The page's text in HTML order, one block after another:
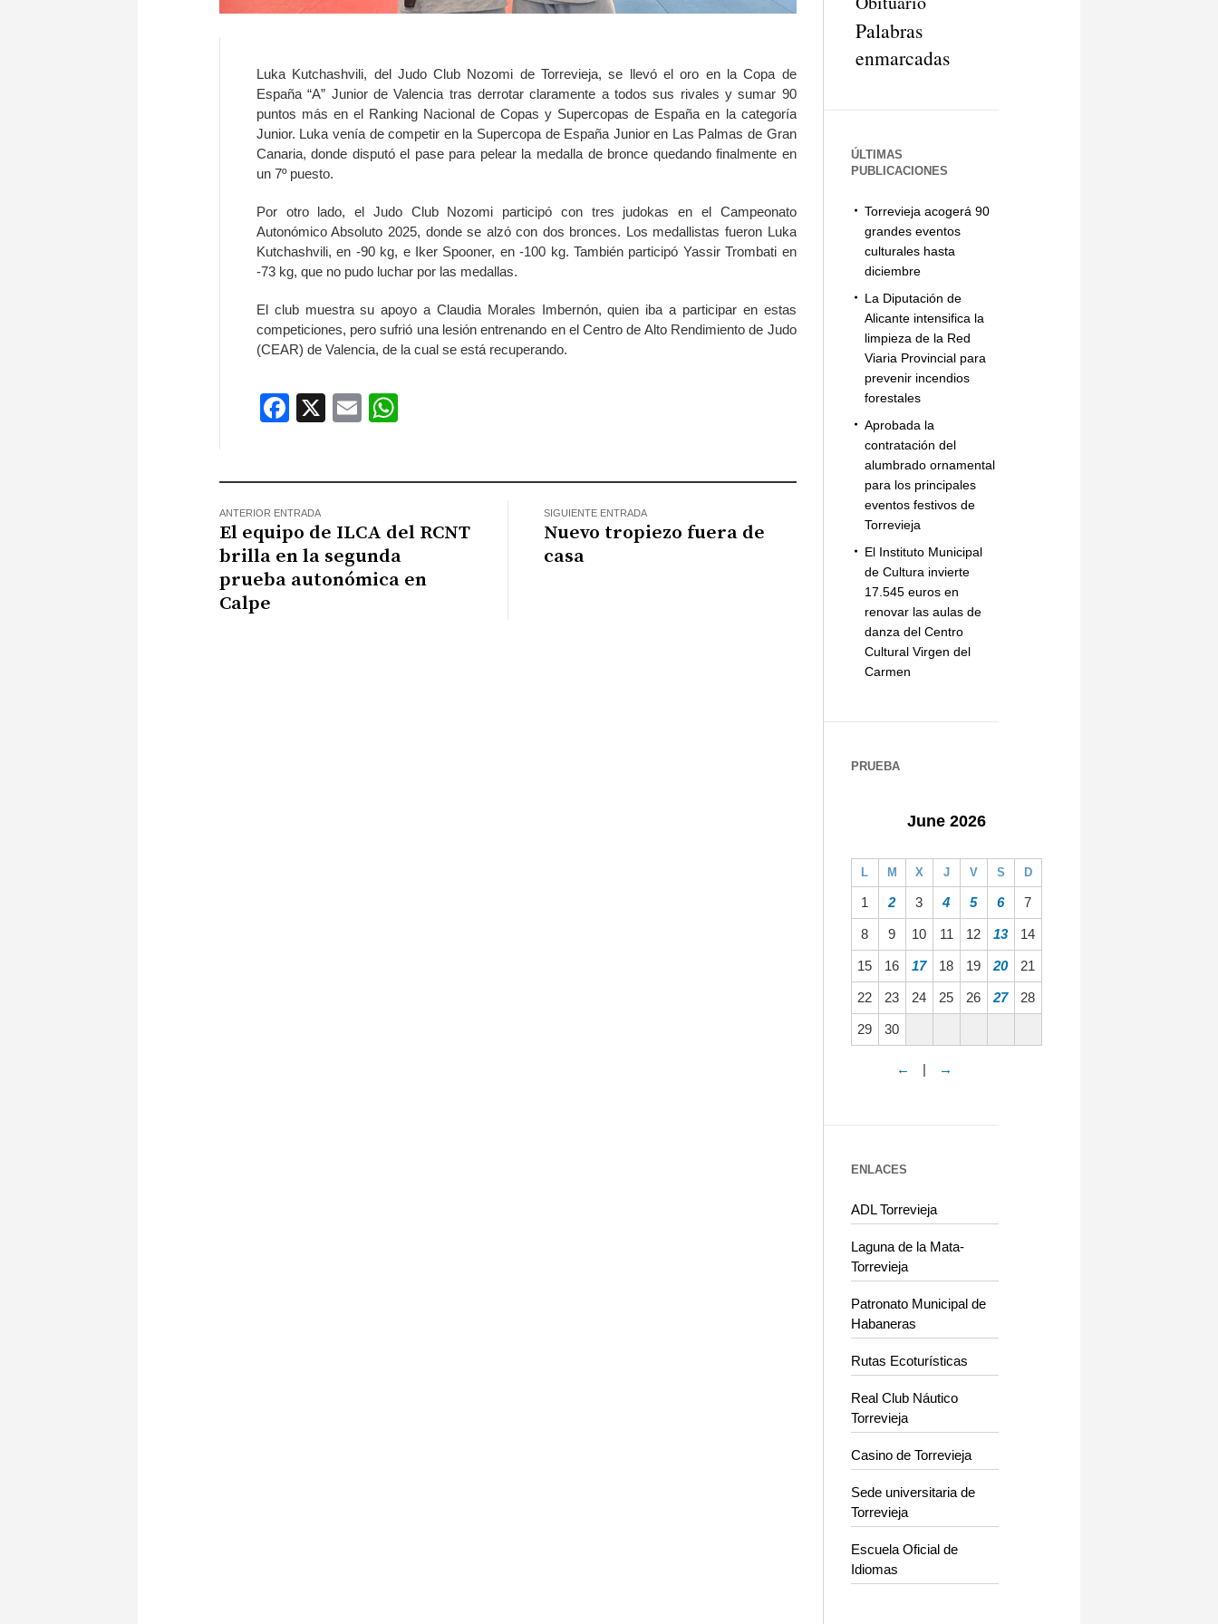
Luka Kutchashvili, del Judo Club Nozomi de Torrevieja, se llevó el oro en la Copa de
España “A” Junior de Valencia tras derrotar claramente a todos sus rivales y sumar 90
puntos más en el Ranking Nacional de Copas y Supercopas de España en la categoría
Junior. Luka venía de competir en la Supercopa de España Junior en Las Palmas de Gran
Canaria, donde disputó el pase para pelear la medalla de bronce quedando finalmente en
un 7º puesto.
Por otro lado, el Judo Club Nozomi participó con tres judokas en el Campeonato
Autonómico Absoluto 2025, donde se alzó con dos bronces. Los medallistas fueron Luka
Kutchashvili, en -90 kg, e Iker Spooner, en -100 kg. También participó Yassir Trombati en
-73 kg, que no pudo luchar por las medallas.
El club muestra su apoyo a Claudia Morales Imbernón, quien iba a participar en estas
competiciones, pero sufrió una lesión entrenando en el Centro de Alto Rendimiento de Judo
(CEAR) de Valencia, de la cual se está recuperando.
Facebook
X Email
ANTERIOR ENTRADA
El equipo de ILCA del RCNT
brilla en la segunda
prueba autonómica en
Calpe
SIGUIENTE ENTRADA
Nuevo tropiezo fuera de
casa
Palabras
enmarcadas
ÚLTIMAS
PUBLICACIONES
Torrevieja acogerá 90
grandes eventos
culturales hasta
diciembre
La Diputación de
Alicante intensifica la
limpieza de la Red
Viaria Provincial para
prevenir incendios
forestales
Aprobada la
contratación del
alumbrado ornamental
para los principales
eventos festivos de
Torrevieja
El Instituto Municipal
de Cultura invierte
17.545 euros en
renovar las aulas de
danza del Centro
Cultural Virgen del
Carmen
PRUEBA
June 2026
L M X J V S D
1 2 3 4 5 6 7
8 9 10 11 12 13 14
15 16 17 18 19 20 21
22 23 24 25 26 27 28
29 30
← | →
ENLACES
ADL Torrevieja
Laguna de la Mata-
Torrevieja
Patronato Municipal de
Habaneras
Rutas Ecoturísticas
Real Club Náutico
Torrevieja
Casino de Torrevieja
Sede universitaria de
Torrevieja
Escuela Oficial de
Idiomas